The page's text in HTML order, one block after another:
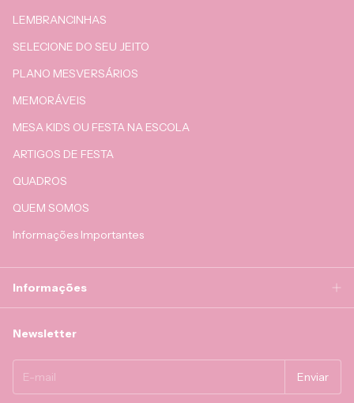
LEMBRANCINHAS
SELECIONE DO SEU JEITO
PLANO MESVERSÁRIOS
MEMORÁVEIS
MESA KIDS OU FESTA NA ESCOLA
ARTIGOS DE FESTA
QUADROS
QUEM SOMOS
Informações Importantes
Informações
Newsletter